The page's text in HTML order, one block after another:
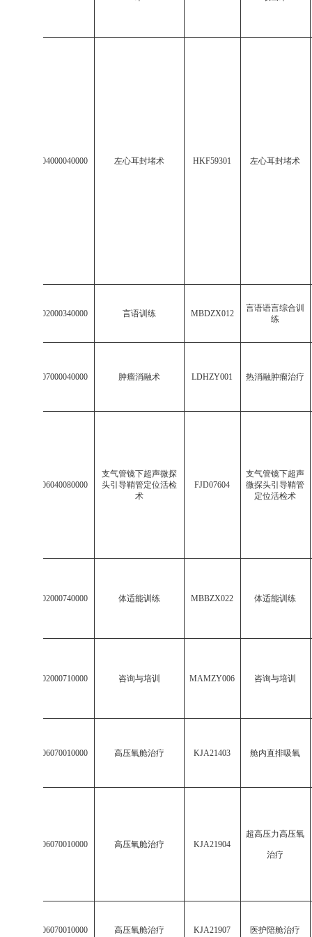
513204000040000 左心耳封堵术 HKF59301 左心耳封堵术
003402000340000 言语训练 MBDZX012
言语语言综合训
练
002407000040000 肿瘤消融术 LDHZY001 热消融肿瘤治疗
513106040080000
支气管镜下超声微探
头引导鞘管定位活检
术
FJD07604
支气管镜下超声
微探头引导鞘管
定位活检术
513402000740000 体适能训练 MBBZX022 体适能训练
513402000710000 咨询与培训 MAMZY006 咨询与培训
003106070010000 高压氧舱治疗 KJA21403 舱内直排吸氧
003106070010000 高压氧舱治疗 KJA21904
超高压力高压氧
治疗
003106070010000 高压氧舱治疗 KJA21907 医护陪舱治疗